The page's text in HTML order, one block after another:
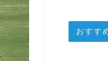
おすす